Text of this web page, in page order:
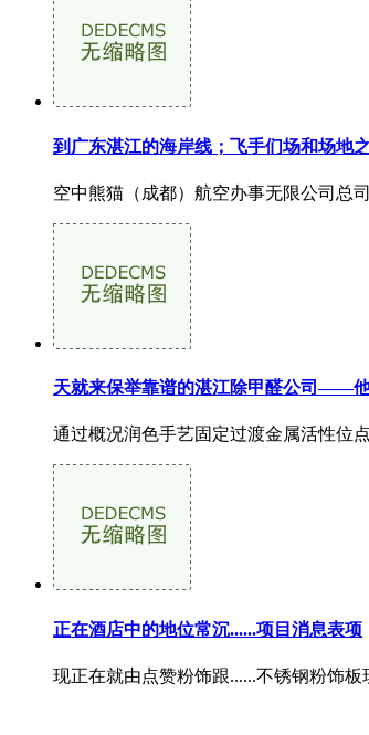
到广东湛江的海岸线；飞手们场和场地之
空中熊猫（成都）航空办事无限公司总
天就来保举靠谱的湛江除甲醛公司——
通过概况润色手艺固定过渡金属活性位
正在酒店中的地位常沉......项目消息表项
现正在就由点赞粉饰跟......不锈钢粉饰